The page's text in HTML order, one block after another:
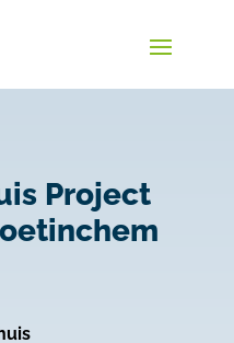
Project